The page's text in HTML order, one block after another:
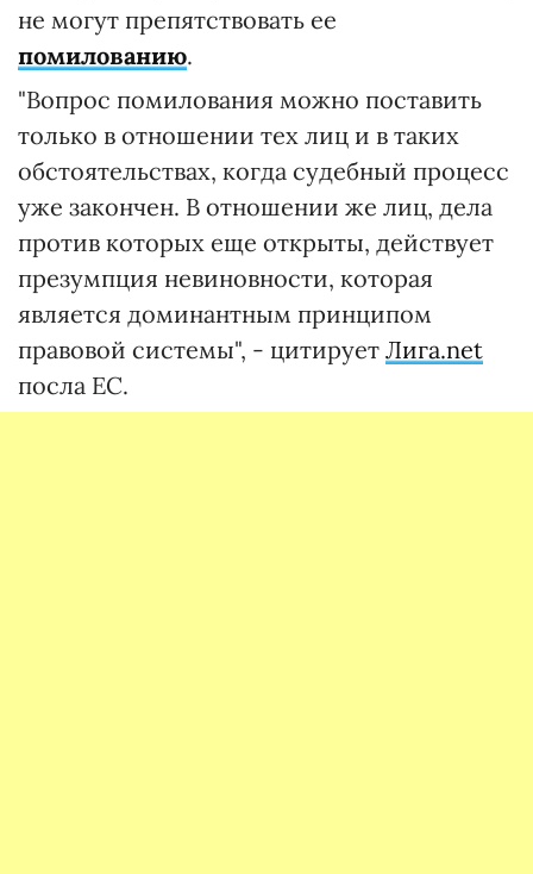
не могут препятствовать ее
помилованию.
"Вопрос помилования можно поставить
только в отношении тех лиц и в таких
обстоятельствах, когда судебный процесс
уже закончен. В отношении же лиц, дела
против которых еще открыты, действует
презумпция невиновности, которая
является доминантным принципом
правовой системы", - цитирует Лига.net
посла ЕС.